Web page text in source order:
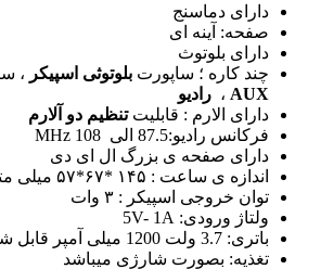
دارای دماسنج
صفحه: آینه ای
دارای بلوتوث
چند کاره ؛ ساپورت بلوتوثی اسپیکر ،
AUX ، رادیو
دارای الارم : قابلیتتنظیم دو آلارم
فرکانس رادیو:87.5 الی 108 MHz
دارای صفحه ی بزرگ ال ای دی
اندازه ی ساعت : ۱۴۵ *۶۷*۵۷ میلی متر
توان خروجی اسپیکر : ۳ وات
ولتاژ ورودی: 5V- 1A
باتری: 3.7 ولت 1200 میلی آمپر قابل شارژ
تغذیه: بصورت شارژی میباشد